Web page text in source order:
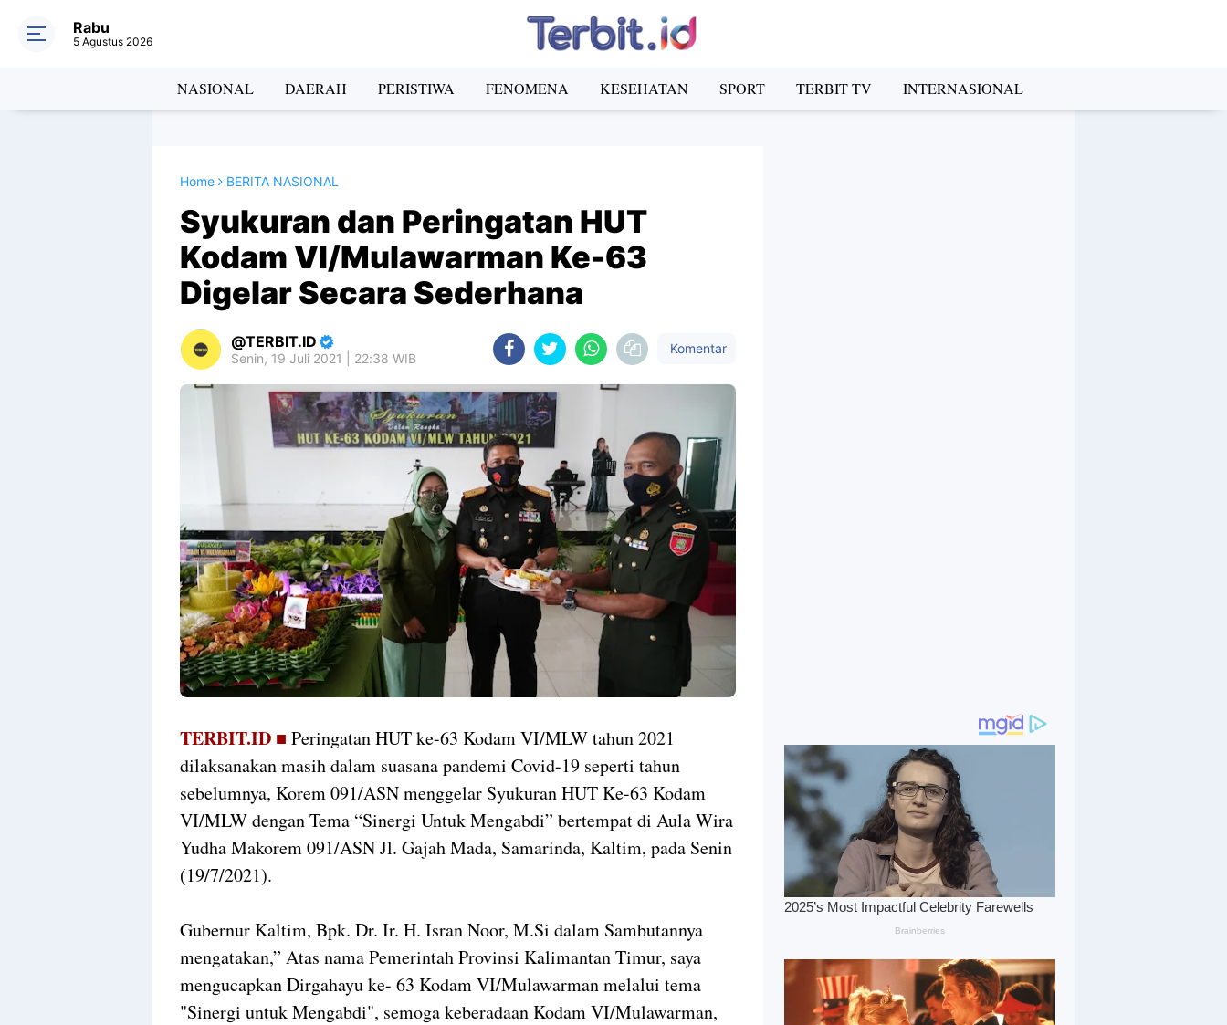
Rabu
5 Agustus 2026
NASIONAL DAERAH PERISTIWA FENOMENA KESEHATAN SPORT TERBIT TV INTERNASIONAL
Home BERITA NASIONAL
Syukuran dan Peringatan HUT
Kodam VI/Mulawarman Ke-63
Digelar Secara Sederhana
TERBIT.ID
Senin, 19 Juli 2021 | 22:38 WIB
Komentar
TERBIT.ID ■ Peringatan HUT ke-63 Kodam VI/MLW tahun 2021
dilaksanakan masih dalam suasana pandemi Covid-19 seperti tahun
sebelumnya, Korem 091/ASN menggelar Syukuran HUT Ke-63 Kodam
VI/MLW dengan Tema “Sinergi Untuk Mengabdi” bertempat di Aula Wira
Yudha Makorem 091/ASN Jl. Gajah Mada, Samarinda, Kaltim, pada Senin
(19/7/2021).
Gubernur Kaltim, Bpk. Dr. Ir. H. Isran Noor, M.Si dalam Sambutannya
mengatakan,” Atas nama Pemerintah Provinsi Kalimantan Timur, saya
mengucapkan Dirgahayu ke- 63 Kodam VI/Mulawarman melalui tema
"Sinergi untuk Mengabdi", semoga keberadaan Kodam VI/Mulawarman,